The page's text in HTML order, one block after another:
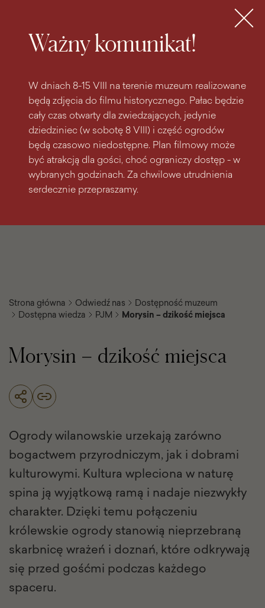
Ważny komunikat!
W dniach 8-15 VIII na terenie muzeum realizowane
będą zdjęcia do filmu historycznego. Pałac będzie
cały czas otwarty dla zwiedzających, jedynie
dziedziniec (w sobotę 8 VIII) i część ogrodów
będą czasowo niedostępne. Plan filmowy może
być atrakcją dla gości, choć ograniczy dostęp - w
wybranych godzinach. Za chwilowe utrudnienia
serdecznie przepraszamy.
MENU
Strona główna Odwiedź nas
Dostępność muzeum
Dostępna wiedza
PJM Morysin – dzikość miejsca
Morysin – dzikość miejsca
Ogrody wilanowskie urzekają zarówno
bogactwem przyrodniczym, jak i dobrami
kulturowymi. Kultura wpleciona w naturę
spina ją wyjątkową ramą i nadaje niezwykły
charakter. Dzięki temu połączeniu
królewskie ogrody stanowią nieprzebraną
skarbnicę wrażeń i doznań, które odkrywają
się przed gośćmi podczas każdego
spaceru.